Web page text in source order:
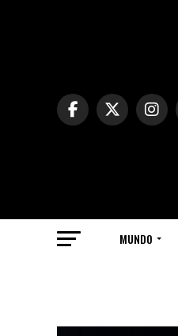
MUNDO